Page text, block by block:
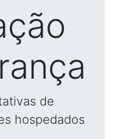
de
hospedados